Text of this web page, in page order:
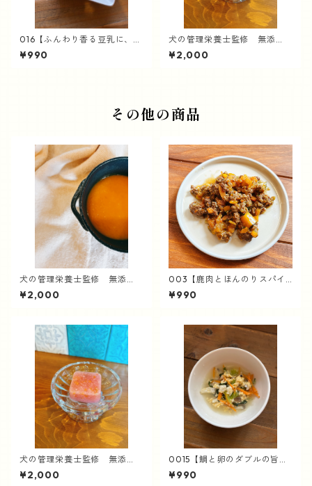
016【ふんわり香る豆乳に、さ
さみの旨み】クリームシチュ
ー
¥990
犬の管理栄養士監修 無添
加 手作りごはん 老犬にも
【vege キューブ野菜スープ】
¥2,000
その他の商品
犬の管理栄養士監修 無添
加 手作りごはん 老犬にも
【vege キューブ野菜ポタージ
¥2,000
003【鹿肉とほんのりスパイ
ス】ナナイロカレー
¥990
犬の管理栄養士監修 無添
加 手作りごはん 老犬にも
【vege キューブ野菜スープ】
¥2,000
0015【鯛と卵のダブルの旨
み】鯛のクッパ風
¥990